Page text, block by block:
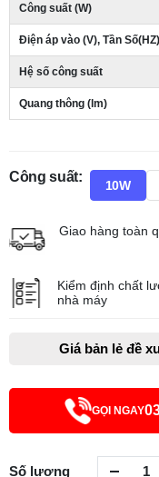
Công suất (W)
Điện áp vào (V), Tần Số(HZ)
Hệ số công suất
Quang thông (lm)
Công suất:
10W
Giao hàng toàn
Kiểm định chất
nhà máy
Giá bản lẻ đề
GỌI NGAY
Số lượng